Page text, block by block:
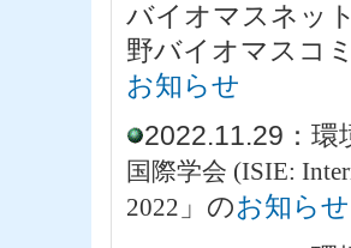
バイオマスネッ
野バイオマスコ
お知らせ
2022.11.29：
国際学会 (ISIE:
2022 」のお知らせ